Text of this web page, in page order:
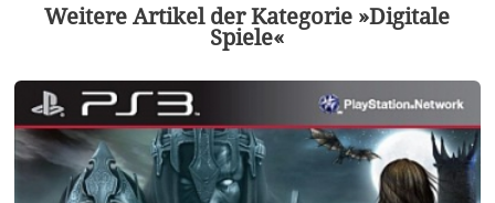
Weitere Artikel der Kategorie »Digitale
Spiele«